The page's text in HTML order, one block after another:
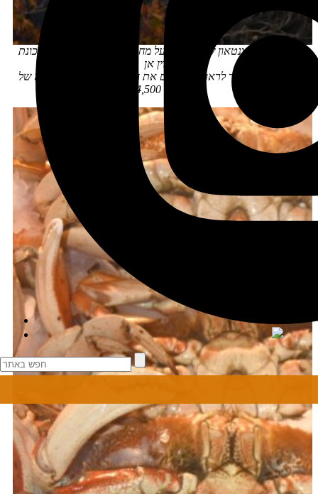
מבט על הדאונטאון של סיאטל ועל מחט החלל מקרי פארק בשכונת
קווין אן
ביום בהיר אפשר לראות מכאן גם את הר רייניר המתנשא לגובה של